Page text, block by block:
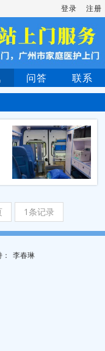
登录 注册
问答
联系
1条记录
： 李春琳